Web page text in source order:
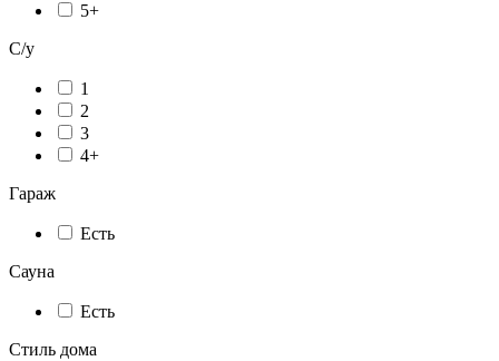
5+
С/у
1
2
3
4+
Гараж
Есть
Сауна
Есть
Стиль дома